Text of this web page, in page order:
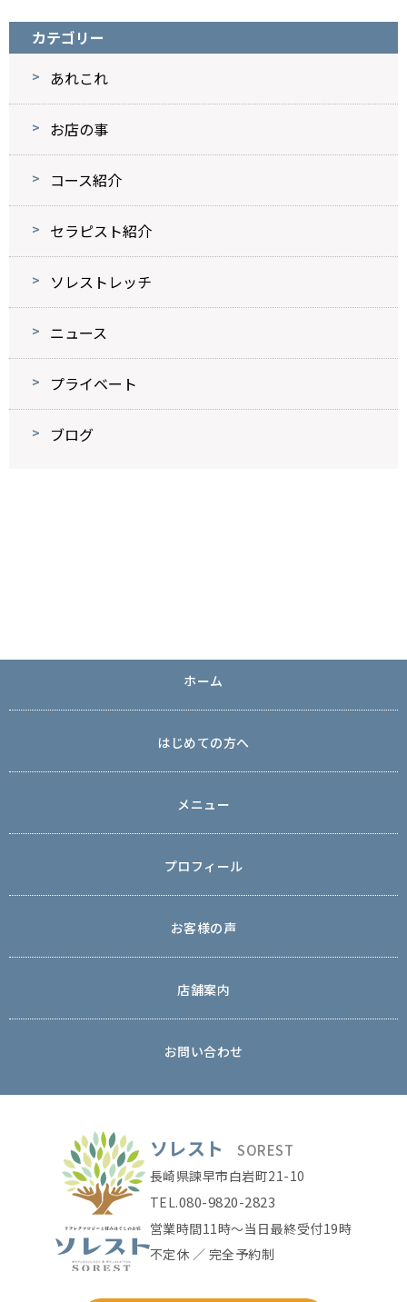
カテゴリー
あれこれ
お店の事
コース紹介
セラピスト紹介
ソレストレッチ
ニュース
プライベート
ブログ
ホーム
はじめての方へ
メニュー
プロフィール
お客様の声
店舗案内
お問い合わせ
ソレスト SOREST
長崎県諫早市白岩町21-10
TEL.080-9820-2823
営業時間11時〜当日最終受付19時
不定休 ／ 完全予約制